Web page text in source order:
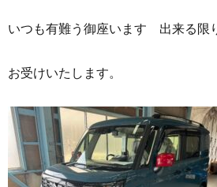
いつも有難う御座います 出来る限
お受けいたします。